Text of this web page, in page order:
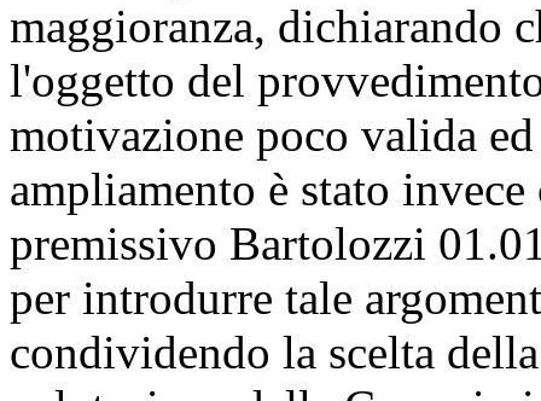
audizioni che si sono
soggetti intervenuti hanno
degli accordi
dell'assegno divorzile.
maggioranza, dichiarando
l'oggetto del
motivazione poco valida